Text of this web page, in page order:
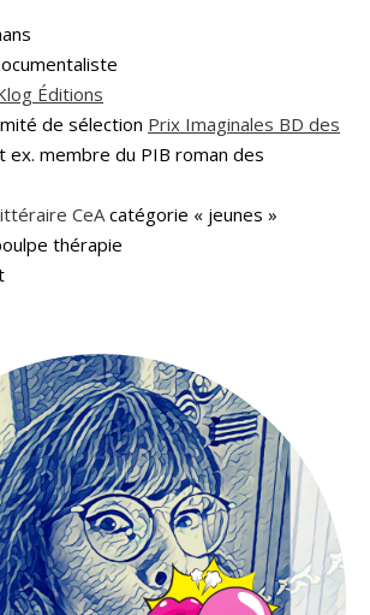
Éditions
de sélection Prix Imaginales BD des
ex. membre du PIB roman des
CeA catégorie « jeunes »
thérapie